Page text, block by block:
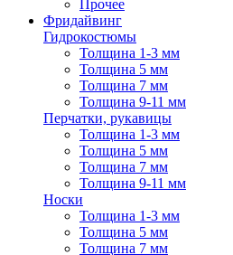
Прочее
Фридайвинг
Гидрокостюмы
Толщина 1-3 мм
Толщина 5 мм
Толщина 7 мм
Толщина 9-11 мм
Перчатки, рукавицы
Толщина 1-3 мм
Толщина 5 мм
Толщина 7 мм
Толщина 9-11 мм
Носки
Толщина 1-3 мм
Толщина 5 мм
Толщина 7 мм